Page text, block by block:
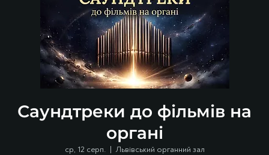
Саундтреки до фільмів на
органі
ср, 12 серп.
  |
Львівський органний зал